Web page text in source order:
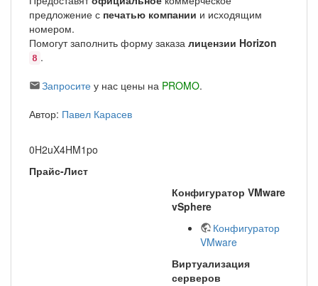
предложение с печатью компании и исходящим
номером.
Помогут заполнить форму заказа лицензии Horizon
8 .
Запросите у нас цены на PROMO.
Автор: Павел Карасев
0H2uX4HM1po
Конфигуратор VMware
vSphere
Конфигуратор
VMware
Виртуализация
серверов
Прайс-Лист